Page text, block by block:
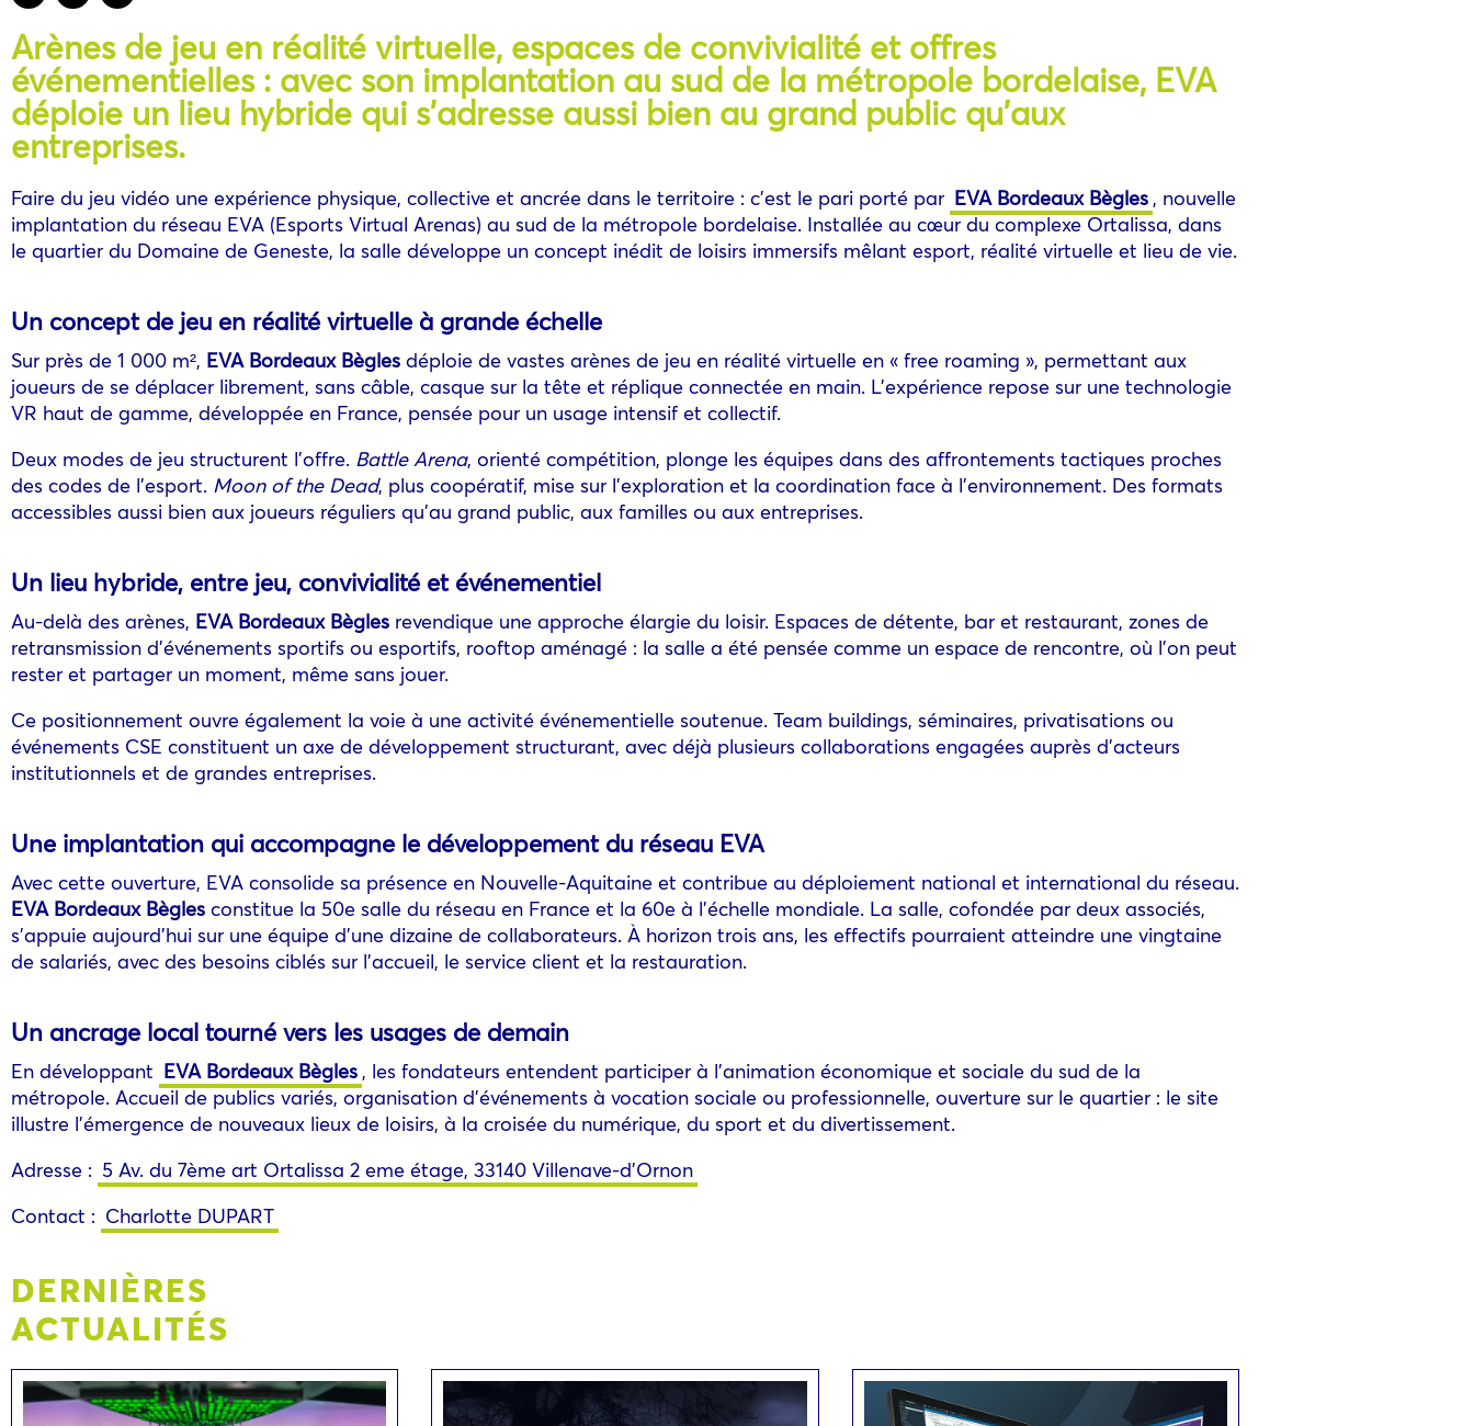
Arènes de jeu en réalité virtuelle, espaces de convivialité et offres
événementielles : avec son implantation au sud de la métropole bordelaise, EVA
déploie un lieu hybride qui s’adresse aussi bien au grand public qu’aux
entreprises.
Faire du jeu vidéo une expérience physique, collective et ancrée dans le territoire : c’est le pari porté par EVA Bordeaux Bègles , nouvelle
implantation du réseau EVA (Esports Virtual Arenas) au sud de la métropole bordelaise. Installée au cœur du complexe Ortalissa, dans
le quartier du Domaine de Geneste, la salle développe un concept inédit de loisirs immersifs mêlant esport, réalité virtuelle et lieu de vie.
Un concept de jeu en réalité virtuelle à grande échelle
Sur près de 1 000 m², EVA Bordeaux Bègles déploie de vastes arènes de jeu en réalité virtuelle en « free roaming », permettant aux
joueurs de se déplacer librement, sans câble, casque sur la tête et réplique connectée en main. L’expérience repose sur une technologie
VR haut de gamme, développée en France, pensée pour un usage intensif et collectif.
Deux modes de jeu structurent l’offre. Battle Arena, orienté compétition, plonge les équipes dans des affrontements tactiques proches
des codes de l’esport. Moon of the Dead, plus coopératif, mise sur l’exploration et la coordination face à l’environnement. Des formats
accessibles aussi bien aux joueurs réguliers qu’au grand public, aux familles ou aux entreprises.
Un lieu hybride, entre jeu, convivialité et événementiel
Au-delà des arènes, EVA Bordeaux Bègles revendique une approche élargie du loisir. Espaces de détente, bar et restaurant, zones de
retransmission d’événements sportifs ou esportifs, rooftop aménagé : la salle a été pensée comme un espace de rencontre, où l’on peut
rester et partager un moment, même sans jouer.
Ce positionnement ouvre également la voie à une activité événementielle soutenue. Team buildings, séminaires, privatisations ou
événements CSE constituent un axe de développement structurant, avec déjà plusieurs collaborations engagées auprès d’acteurs
institutionnels et de grandes entreprises.
Une implantation qui accompagne le développement du réseau EVA
Avec cette ouverture, EVA consolide sa présence en Nouvelle-Aquitaine et contribue au déploiement national et international du réseau.
EVA Bordeaux Bègles constitue la 50e salle du réseau en France et la 60e à l’échelle mondiale. La salle, cofondée par deux associés,
s’appuie aujourd’hui sur une équipe d’une dizaine de collaborateurs. À horizon trois ans, les effectifs pourraient atteindre une vingtaine
de salariés, avec des besoins ciblés sur l’accueil, le service client et la restauration.
Un ancrage local tourné vers les usages de demain
En développant EVA Bordeaux Bègles , les fondateurs entendent participer à l’animation économique et sociale du sud de la
métropole. Accueil de publics variés, organisation d’événements à vocation sociale ou professionnelle, ouverture sur le quartier : le site
illustre l’émergence de nouveaux lieux de loisirs, à la croisée du numérique, du sport et du divertissement.
Adresse : 5 Av. du 7ème art Ortalissa 2 eme étage, 33140 Villenave-d’Ornon
Contact : Charlotte DUPART
DERNIÈRES
ACTUALITÉS